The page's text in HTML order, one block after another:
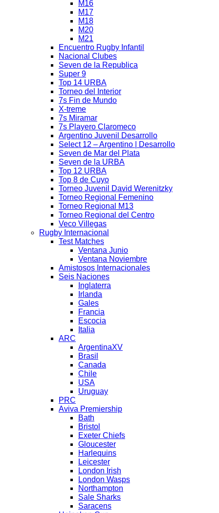
M16
M17
M18
M20
M21
Encuentro Rugby Infantil
Nacional Clubes
Seven de la Republica
Super 9
Top 14 URBA
Torneo del Interior
7s Fin de Mundo
X-treme
7s Miramar
7s Playero Claromeco
Argentino Juvenil Desarrollo
Select 12 – Argentino | Desarrollo
Seven de Mar del Plata
Seven de la URBA
Top 12 URBA
Top 8 de Cuyo
Torneo Juvenil David Werenitzky
Torneo Regional Femenino
Torneo Regional M13
Torneo Regional del Centro
Veco Villegas
Rugby Internacional
Test Matches
Ventana Junio
Ventana Noviembre
Amistosos Internacionales
Seis Naciones
Inglaterra
Irlanda
Gales
Francia
Escocia
Italia
ARC
ArgentinaXV
Brasil
Canada
Chile
USA
Uruguay
PRC
Aviva Premiership
Bath
Bristol
Exeter Chiefs
Gloucester
Harlequins
Leicester
London Irish
London Wasps
Northampton
Sale Sharks
Saracens